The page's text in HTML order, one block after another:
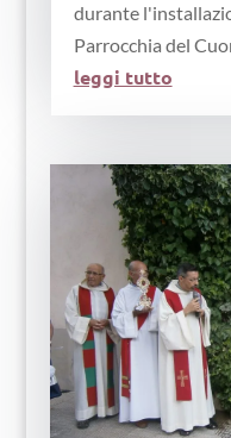
durante
Parrocchia del
leggi tutto